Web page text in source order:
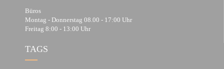
Büros
Montag - Donnerstag 08.00 - 17:00 Uhr
Freitag 8:00 - 13:00 Uhr
TAGS